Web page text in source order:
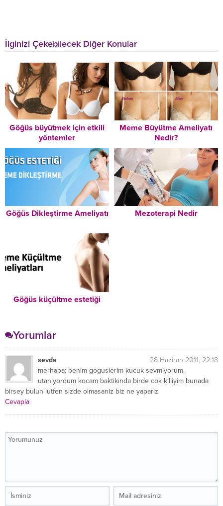
İlginizi Çekebilecek Diğer Konular
Göğüs büyütmek için etkili
yöntemler
Meme Büyütme Ameliyatı
Nedir?
Göğüs Dikleştirme Ameliyatı Mezoterapi Nedir
Göğüs küçültme estetiği
Yorumlar
sevda
28 Haziran 2011, 22:18
merhaba; benim goguslerim kucuk sevmiyorum.
utaniyordum kocam baktikinda birde cok killiyim bunada
birsey bulun lutfen sizde olmasaniz biz ne yapariz
Cevapla